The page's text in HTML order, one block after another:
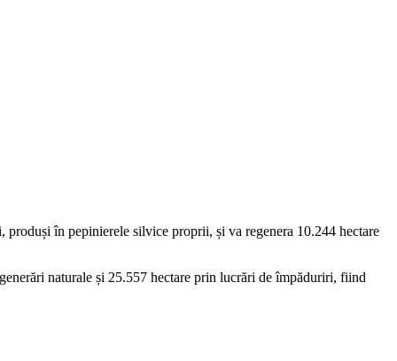
în pepinierele silvice proprii, și va regenera 10.244 hectare
naturale și 25.557 hectare prin lucrări de împăduriri, fiind